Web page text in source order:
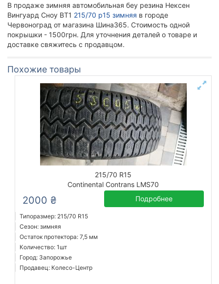
В продаже зимняя автомобильная беу резина Нексен
Вингуард Сноу ВТ1 215/70 р15 зимняя в городе
Червоноград от магазина Шина365. Стоимость одной
покрышки - 1500грн. Для уточнения деталей о товаре и
доставке свяжитесь с продавцом.
Похожие товары
215/70 R15
Continental Contrans LMS70
2000 ₴ Подробнее
Типоразмер: 215/70 R15
Сезон: зимняя
Остаток протектора: 7,5 мм
Количество: 1шт
Город: Запорожье
Продавец: Колесо-Центр